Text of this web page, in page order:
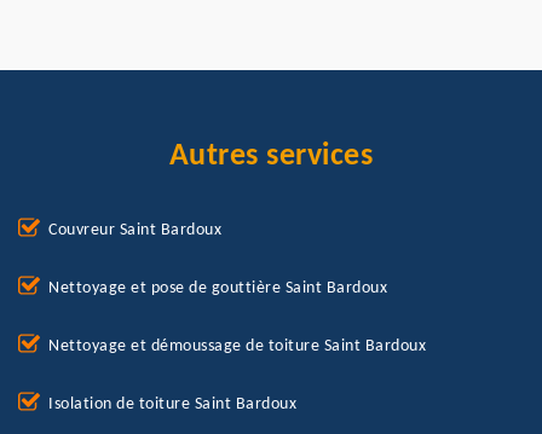
Autres services
Couvreur Saint Bardoux
Nettoyage et pose de gouttière Saint Bardoux
Nettoyage et démoussage de toiture Saint Bardoux
Isolation de toiture Saint Bardoux